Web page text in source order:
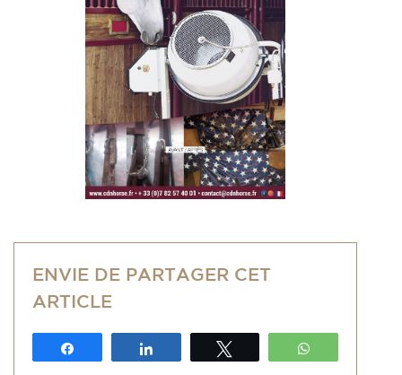
ENVIE DE PARTAGER CET
ARTICLE